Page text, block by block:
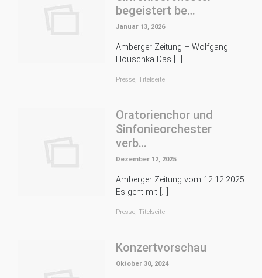
begeistert be…
Januar 13, 2026
Amberger Zeitung – Wolfgang
Houschka Das […]
Presse, Titelseite
Oratorienchor und
Sinfonieorchester
verb…
Dezember 12, 2025
Amberger Zeitung vom 12.12.2025
Es geht mit […]
Presse, Titelseite
Konzertvorschau
Oktober 30, 2024